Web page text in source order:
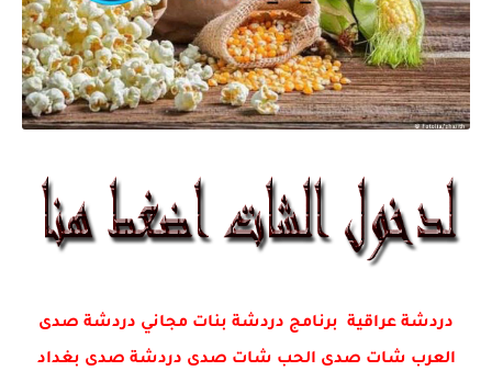
دردشة عراقية برنامج دردشة بنات مجاني دردشة صدى
العرب شات صدى الحب شات صدى دردشة صدى بغداد